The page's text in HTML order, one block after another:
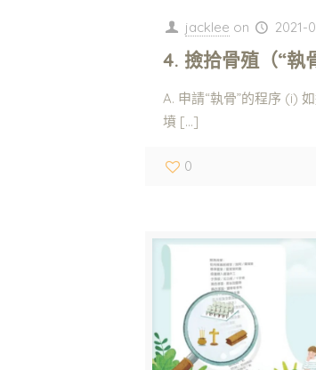
jacklee on 2021-
4. 撿拾骨殖（“執
A. 申請“執骨”的程序 (i)
墳[…]
0